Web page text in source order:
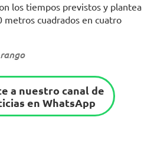
los tiempos previstos y plantea
metros cuadrados en cuatro
a nuestro canal de
en WhatsApp